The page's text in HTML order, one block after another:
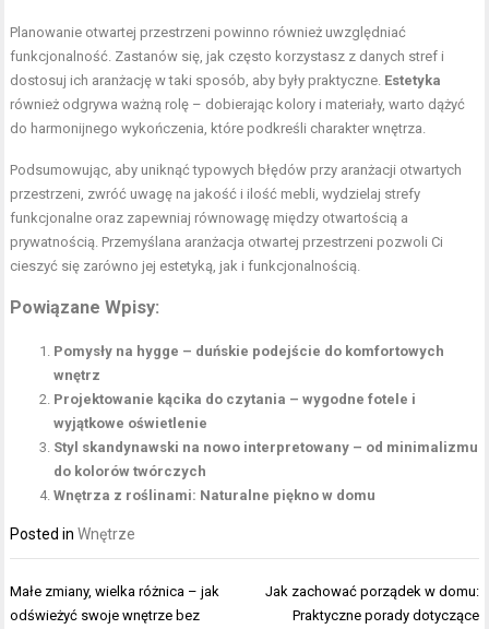
Planowanie otwartej przestrzeni powinno również uwzględniać
funkcjonalność. Zastanów się, jak często korzystasz z danych stref i
dostosuj ich aranżację w taki sposób, aby były praktyczne. Estetyka
również odgrywa ważną rolę – dobierając kolory i materiały, warto dążyć
do harmonijnego wykończenia, które podkreśli charakter wnętrza.
Podsumowując, aby uniknąć typowych błędów przy aranżacji otwartych
przestrzeni, zwróć uwagę na jakość i ilość mebli, wydzielaj strefy
funkcjonalne oraz zapewniaj równowagę między otwartością a
prywatnością. Przemyślana aranżacja otwartej przestrzeni pozwoli Ci
cieszyć się zarówno jej estetyką, jak i funkcjonalnością.
Powiązane Wpisy:
Pomysły na hygge – duńskie podejście do komfortowych
wnętrz
Projektowanie kącika do czytania – wygodne fotele i
wyjątkowe oświetlenie
Styl skandynawski na nowo interpretowany – od minimalizmu
do kolorów twórczych
Wnętrza z roślinami: Naturalne piękno w domu
Posted inWnętrze
Nawigacja
wpisu
Małe zmiany, wielka różnica – jak
odświeżyć swoje wnętrze bez
Jak zachować porządek w domu:
Praktyczne porady dotyczące